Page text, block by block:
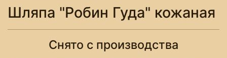
Шляпа "Робин Гуда" кожаная
Снято с производства